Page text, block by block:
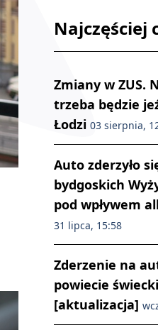
Najczęściej
Zmiany w ZUS.
trzeba będzie
Łodzi 03 sierpnia,
Auto zderzyło
bydgoskich
pod wpływem
31 lipca, 15:58
Zderzenie na
powiecie
[aktualizacja]